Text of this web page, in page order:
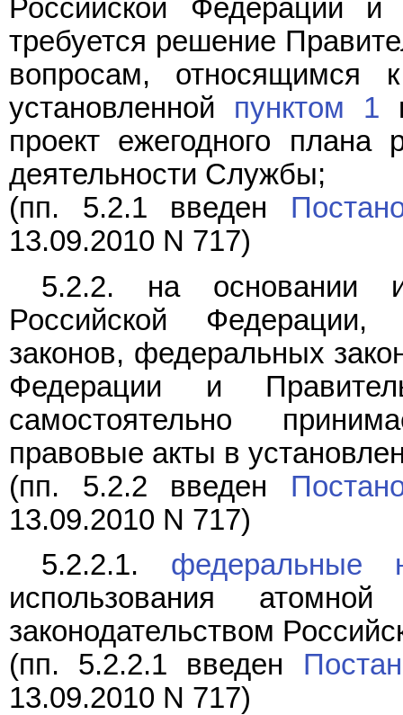
Российской Федерации
требуется решение
вопросам, относящимся
установленной пунктом 1
проект ежегодного плана
деятельности Службы;
(пп. 5.2.1 введен
13.09.2010 N 717)
5.2.2. на
Российской Федерации,
законов, федеральных
Федерации и
самостоятельно
правовые акты в
(пп. 5.2.2 введен
13.09.2010 N 717)
5.2.2.1. федеральные
использования
законодательством
(пп. 5.2.2.1 введен
13.09.2010 N 717)